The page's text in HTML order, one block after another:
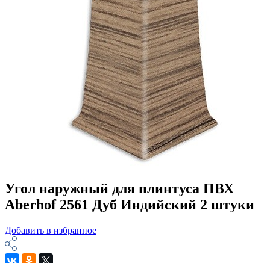
Угол наружный для плинтуса ПВХ
Aberhof 2561 Дуб Индийский 2 штуки
Добавить в избранное